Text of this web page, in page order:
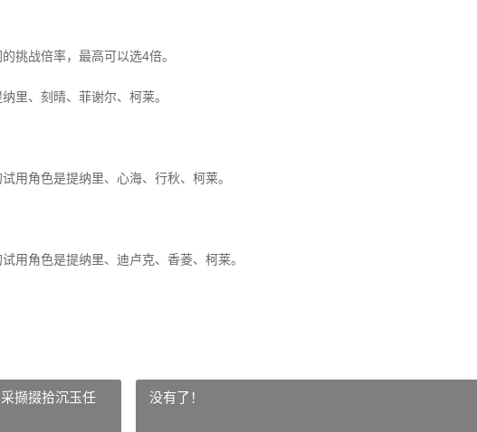
挑战倍率，最高可以选4倍。
里、刻晴、菲谢尔、柯莱。
用角色是提纳里、心海、行秋、柯莱。
用角色是提纳里、迪卢克、香菱、柯莱。
撷掇拾沉玉任
没有了！